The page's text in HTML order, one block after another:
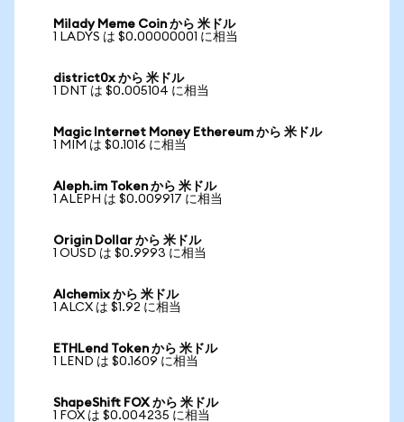
Milady Meme Coin から 米ドル
1 LADYS は $0.00000001 に相当
district0x から 米ドル
1 DNT は $0.005104 に相当
Magic Internet Money Ethereum から 米ドル
1 MIM は $0.1016 に相当
Aleph.im Token から 米ドル
1 ALEPH は $0.009917 に相当
Origin Dollar から 米ドル
1 OUSD は $0.9993 に相当
Alchemix から 米ドル
1 ALCX は $1.92 に相当
ETHLend Token から 米ドル
1 LEND は $0.1609 に相当
ShapeShift FOX から 米ドル
1 FOX は $0.004235 に相当